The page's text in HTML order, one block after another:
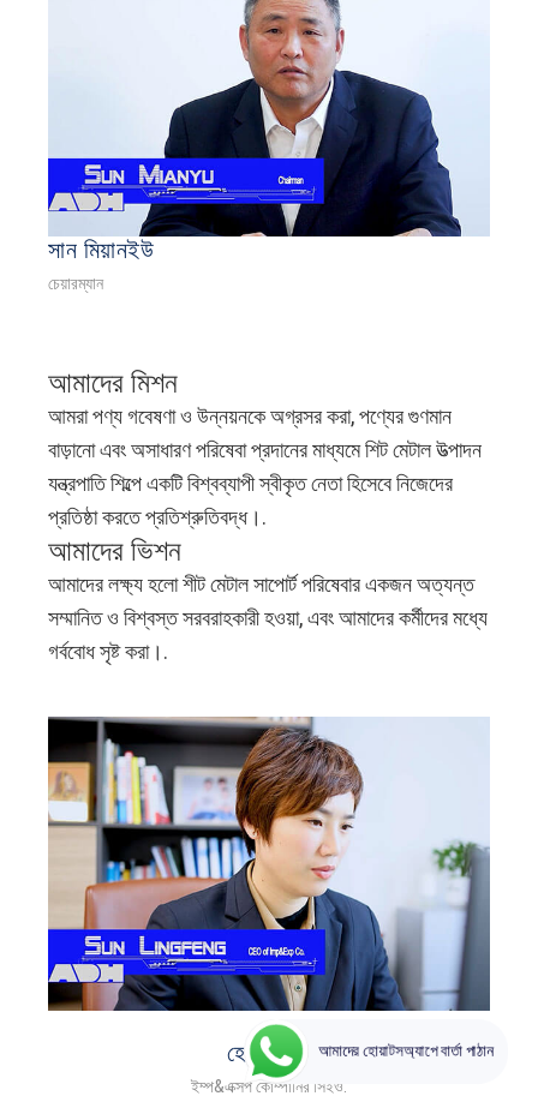
সান মিয়ানইউ
চেয়ারম্যান
আমাদের মিশন
আমরা পণ্য গবেষণা ও উন্নয়নকে অগ্রসর করা, পণ্যের গুণমান
বাড়ানো এবং অসাধারণ পরিষেবা প্রদানের মাধ্যমে শিট মেটাল উত্পাদন
যন্ত্রপাতি শিল্পে একটি বিশ্বব্যাপী স্বীকৃত নেতা হিসেবে নিজেদের
প্রতিষ্ঠা করতে প্রতিশ্রুতিবদ্ধ।.
আমাদের ভিশন
আমাদের লক্ষ্য হলো শীট মেটাল সাপোর্ট পরিষেবার একজন অত্যন্ত
সম্মানিত ও বিশ্বস্ত সরবরাহকারী হওয়া, এবং আমাদের কর্মীদের মধ্যে
গর্ববোধ সৃষ্ট করা।.
হেলেন সান
ইম্প&এক্সপ কোম্পানির সিইও.
আমাদের হোয়াটসঅ্যাপে বার্তা পাঠান